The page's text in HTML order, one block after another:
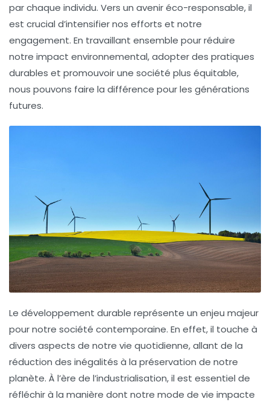
par chaque individu. Vers un avenir éco-responsable, il
est crucial d’intensifier nos efforts et notre
engagement. En travaillant ensemble pour réduire
notre impact environnemental, adopter des pratiques
durables et promouvoir une société plus équitable,
nous pouvons faire la différence pour les générations
futures.
Le développement durable représente un enjeu majeur
pour notre société contemporaine. En effet, il touche à
divers aspects de notre vie quotidienne, allant de la
réduction des inégalités à la préservation de notre
planète. À l’ère de l’industrialisation, il est essentiel de
réfléchir à la manière dont notre mode de vie impacte